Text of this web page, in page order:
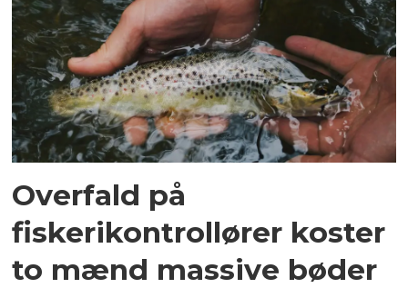
Overfald på
fiskerikontrollører koster
to mænd massive bøder